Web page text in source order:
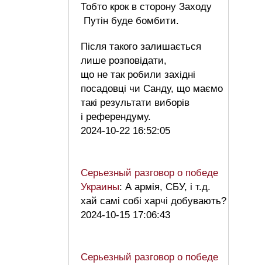
Тобто крок в сторону Заходу
Путін буде бомбити.
Після такого залишається
лише розповідати,
що не так робили західні
посадовці чи Санду, що маємо
такі результати виборів
і референдуму.
2024-10-22 16:52:05
Серьезный разговор о победе
Украины: А армія, СБУ, і т.д.
хай самі собі харчі добувають?
2024-10-15 17:06:43
Серьезный разговор о победе